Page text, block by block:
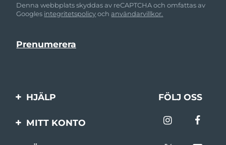
Denna webbplats skyddas av reCAPTCHA och omfattas av
Googles integritetspolicyochanvändarvillkor.
HJÄLP
Kontakta oss
FÖLJ OSS
MITT KONTO
Produktregistrering